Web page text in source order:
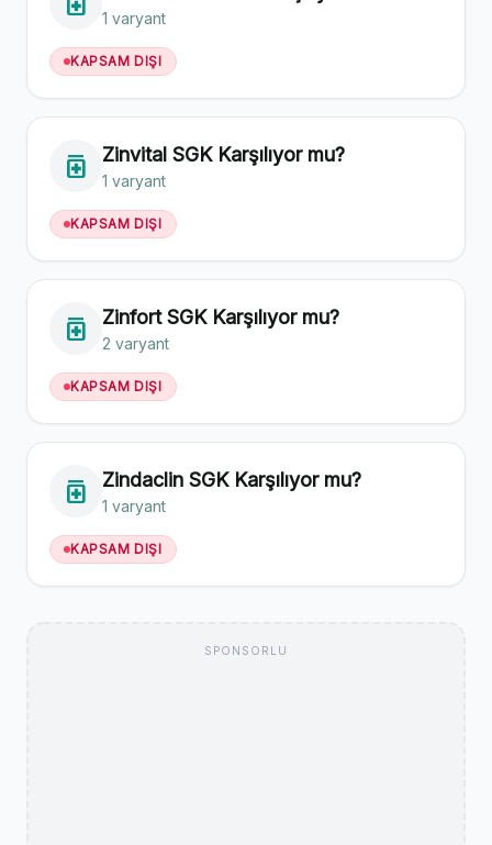
1 varyant
KAPSAM DIŞI
medication Zinvital SGK Karşılıyor mu?
1 varyant
KAPSAM DIŞI
medication Zinfort SGK Karşılıyor mu?
2 varyant
KAPSAM DIŞI
medication Zindaclin SGK Karşılıyor mu?
1 varyant
KAPSAM DIŞI
SPONSORLU